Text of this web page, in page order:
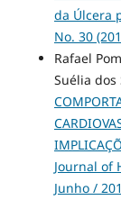
da Úlcera
No. 30
Rafael
Suélia dos
Journal of
Junho /